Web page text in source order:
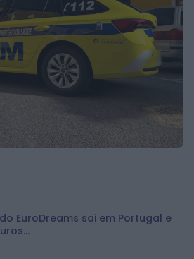
EuroDreams sai em Portugal e